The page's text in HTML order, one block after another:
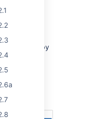
or
the
site, by
the new